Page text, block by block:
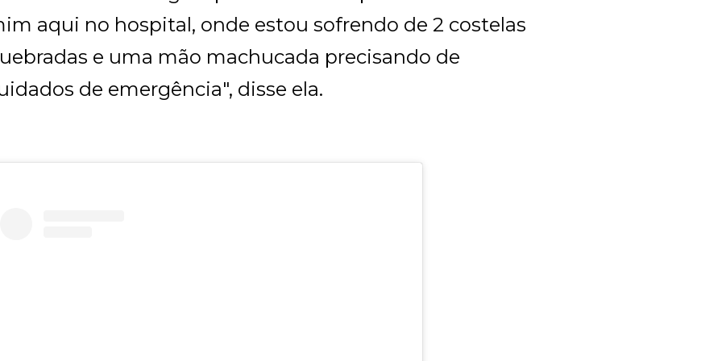
aqui no hospital, onde estou sofrendo de 2 costelas
e uma mão machucada precisando de
de emergência", disse ela.